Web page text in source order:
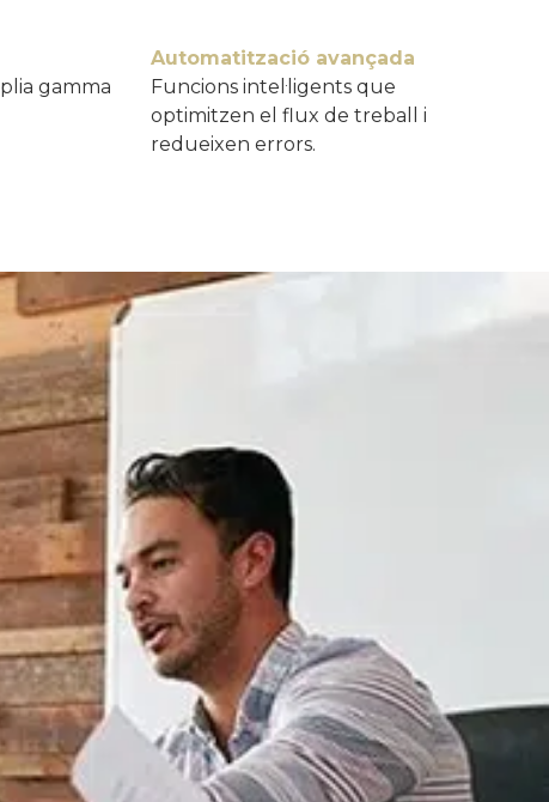
gamma
Automatització avançada
Funcions intel·ligents que
optimitzen el flux de treball i
redueixen errors.